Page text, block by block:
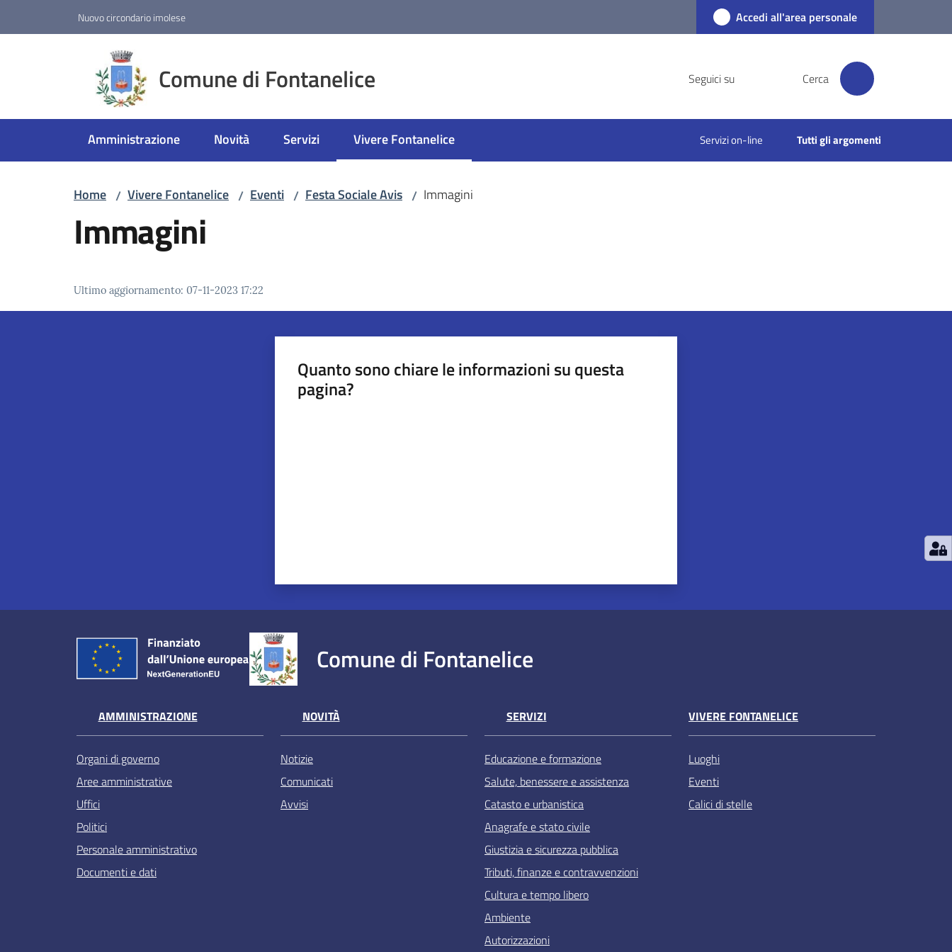
Nuovo circondario imolese Accedi all'area personale
Comune di Fontanelice Seguici su Cerca
Amministrazione Novità Servizi Vivere Fontanelice
Menu selezionato Servizi on-line Tutti gli argomenti
Home / Vivere Fontanelice / Eventi / Festa Sociale Avis / Immagini
Immagini
Ultimo aggiornamento: 07-11-2023 17:22
Quanto sono chiare le informazioni su questa
pagina?
Comune di Fontanelice
AMMINISTRAZIONE
Organi di governo
Aree amministrative
Uffici
Politici
Personale amministrativo
Documenti e dati
NOVITÀ
Notizie
Comunicati
Avvisi
SERVIZI
Educazione e formazione
Salute, benessere e assistenza
Catasto e urbanistica
Anagrafe e stato civile
Giustizia e sicurezza pubblica
Tributi, finanze e contravvenzioni
Cultura e tempo libero
Ambiente
Autorizzazioni
VIVERE FONTANELICE
Luoghi
Eventi
Calici di stelle